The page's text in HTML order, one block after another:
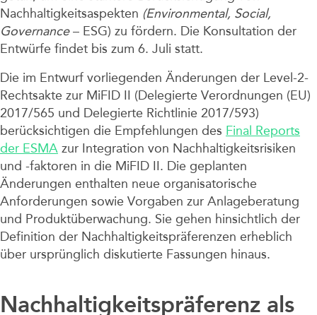
Nachhaltigkeitsaspekten (Environmental, Social,
Governance– ESG) zu fördern. Die Konsultation der
Entwürfe findet bis zum 6. Juli statt.
Die im Entwurf vorliegenden Änderungen der Level-2-
Rechtsakte zur MiFID II (Delegierte Verordnungen (EU)
2017/565 und Delegierte Richtlinie 2017/593)
berücksichtigen die Empfehlungen des Final Reports
der ESMA zur Integration von Nachhaltigkeitsrisiken
und -faktoren in die MiFID II. Die geplanten
Änderungen enthalten neue organisatorische
Anforderungen sowie Vorgaben zur Anlageberatung
und Produktüberwachung. Sie gehen hinsichtlich der
Definition der Nachhaltigkeitspräferenzen erheblich
über ursprünglich diskutierte Fassungen hinaus.
Nachhaltigkeitspräferenz als